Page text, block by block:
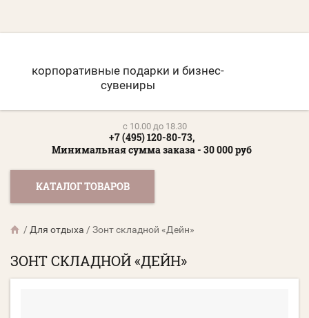
корпоративные подарки и бизнес-
сувениры
c 10.00 до 18.30
+7 (495) 120-80-73,
Минимальная сумма заказа - 30 000 руб
КАТАЛОГ ТОВАРОВ
/ Для отдыха /Зонт складной «Дейн»
ЗОНТ СКЛАДНОЙ «ДЕЙН»